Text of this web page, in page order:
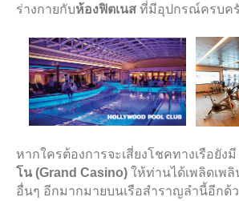
ร่างกายกับห้องฟิตเนส ที่มีอุปกรณ์ครบค
หากใครต้องการจะเสี่ยงโชคทางเรือยังมี
โน (Grand Casino) ให้ท่านได้เพลิดเพลิ
อื่นๆ อีกมากมายบนเรือสำราญลำนี้อีกด้